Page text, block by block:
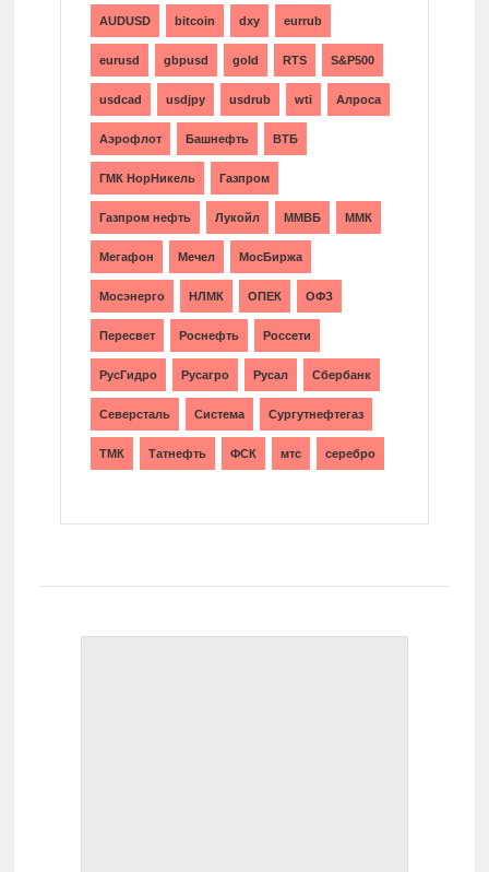
AUDUSD bitcoin dxy eurrub
eurusd gbpusd gold RTS S&P500
usdcad usdjpy usdrub wti Алроса
Аэрофлот Башнефть ВТБ
ГМК НорНикель Газпром
Газпром нефть Лукойл ММВБ ММК
Мегафон Мечел МосБиржа
Мосэнерго НЛМК ОПЕК ОФЗ
Пересвет Роснефть Россети
РусГидро Русагро Русал Сбербанк
Северсталь Система Сургутнефтегаз
ТМК Татнефть ФСК мтс серебро